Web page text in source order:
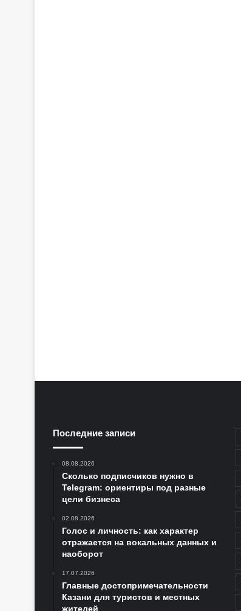
Последние записи
08.08.2026
Сколько подписчиков нужно в
Telegram: ориентиры под разные
цели бизнеса
02.08.2026
Голос и личность: как характер
отражается на вокальных данных и
наоборот
17.07.2026
Главные достопримечательности
Казани для туристов и местных
жителей